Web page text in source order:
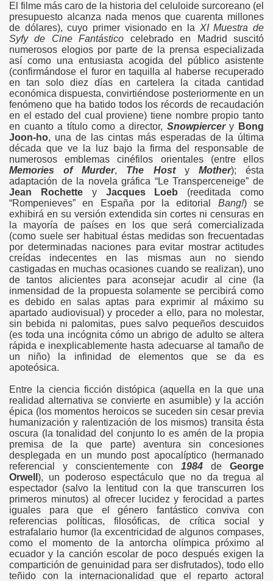
El filme más caro de la historia del celuloide surcoreano (el
presupuesto alcanza nada menos que cuarenta millones
de dólares), cuyo primer visionado en la XI Muestra de
Syfy de Cine Fantástico celebrado en Madrid suscitó
numerosos elogios por parte de la prensa especializada
así como una entusiasta acogida del público asistente
(confirmándose el furor en taquilla al haberse recuperado
en tan solo diez días en cartelera la citada cantidad
económica dispuesta, convirtiéndose posteriormente en un
fenómeno que ha batido todos los récords de recaudación
en el estado del cual proviene) tiene nombre propio tanto
en cuanto a título como a director, Snowpiercery Bong
Joon-ho, una de las cintas más esperadas de la última
década que ve la luz bajo la firma del responsable de
numerosos emblemas cinéfilos orientales (entre ellos
Memories of Murder, The Hosty Mother); ésta
adaptación de la novela gráfica “Le Transperceneige” de
Jean Rochettey Jacques Loeb (reeditada como
“Rompenieves” en España por la editorial Bang!) se
exhibirá en su versión extendida sin cortes ni censuras en
la mayoría de países en los que será comercializada
(como suele ser habitual éstas medidas son frecuentadas
por determinadas naciones para evitar mostrar actitudes
creídas indecentes en las mismas aun no siendo
castigadas en muchas ocasiones cuando se realizan), uno
de tantos alicientes para aconsejar acudir al cine (la
inmensidad de la propuesta solamente se percibirá como
es debido en salas aptas para exprimir al máximo su
apartado audiovisual) y proceder a ello, para no molestar,
sin bebida ni palomitas, pues salvo pequeños descuidos
(es toda una incógnita cómo un abrigo de adulto se altera
rápida e inexplicablemente hasta adecuarse al tamaño de
un niño)
la infinidad de elementos que se da es
apoteósica.
Entre la ciencia ficción distópica (aquella en la que una
realidad alternativa se convierte en asumible) y la acción
épica (los momentos heroicos se suceden sin cesar previa
humanización y ralentización de los mismos) transita ésta
oscura (la tonalidad del conjunto lo es amén de la propia
premisa de la que parte) aventura sin concesiones
desplegada en un mundo post apocalíptico (hermanado
referencial y conscientemente con 1984 de George
Orwell ), un poderoso espectáculo que no da tregua al
espectador (salvo la lentitud con la que transcurren los
primeros minutos) al ofrecer lucidez y ferocidad a partes
iguales para que el género fantástico conviva con
referencias políticas, filosóficas, de crítica social y
estrafalario humor (la excentricidad de algunos compases,
como el momento de la antorcha olímpica próximo al
ecuador y la canción escolar de poco después exigen la
compartición de genuinidad para ser disfrutados), todo ello
teñido con la internacionalidad que el reparto actoral